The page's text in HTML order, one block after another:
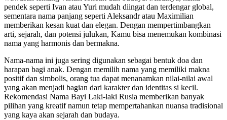
pendek seperti Ivan atau Yuri mudah diingat dan terdengar global,
sementara nama panjang seperti Aleksandr atau Maximilian
memberikan kesan kuat dan elegan. Dengan mempertimbangkan
arti, sejarah, dan potensi julukan, Kamu bisa menemukan kombinasi
nama yang harmonis dan bermakna.
Nama-nama ini juga sering digunakan sebagai bentuk doa dan
harapan bagi anak. Dengan memilih nama yang memiliki makna
positif dan simbolis, orang tua dapat menanamkan nilai-nilai awal
yang akan menjadi bagian dari karakter dan identitas si kecil.
Rekomendasi Nama Bayi Laki-laki Rusia memberikan banyak
pilihan yang kreatif namun tetap mempertahankan nuansa tradisional
yang kaya akan sejarah dan budaya.